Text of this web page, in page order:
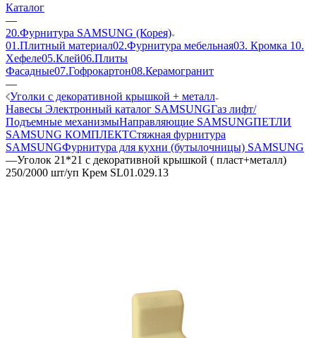
Каталог
—
20.Фурнитура SAMSUNG (Корея)
01.Плитный материал02.Фурнитура мебельная03. Кромка 10.
Хефеле05.Клей06.Плиты
Фасадные07.Гофрокартон08.Керамогранит
—
Уголки с декоративной крышкой + металл
Навесы Электронный каталог SAMSUNGГаз лифт/
Подъемные механизмыНаправляющие SAMSUNGПЕТЛИ
SAMSUNG КОМПЛЕКТСтяжная фурнитура
SAMSUNGФурнитура для кухни (бутылочницы) SAMSUNG
—Уголок 21*21 с декоративной крышкой ( пласт+металл)
250/2000 шт/уп Крем SL01.029.13